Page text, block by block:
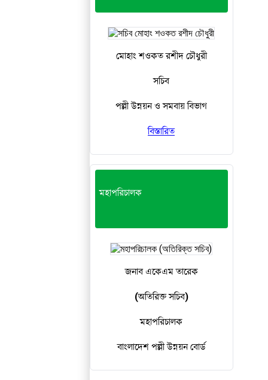
মোহাং শওকত রশীদ চৌধুরী
সচিব
পল্লী উন্নয়ন ও সমবায় বিভাগ
বিস্তারিত
মহাপরিচালক
জনাব একেএম তারেক
(অতিরিক্ত সচিব)
মহাপরিচালক
বাংলাদেশ পল্লী উন্নয়ন বোর্ড